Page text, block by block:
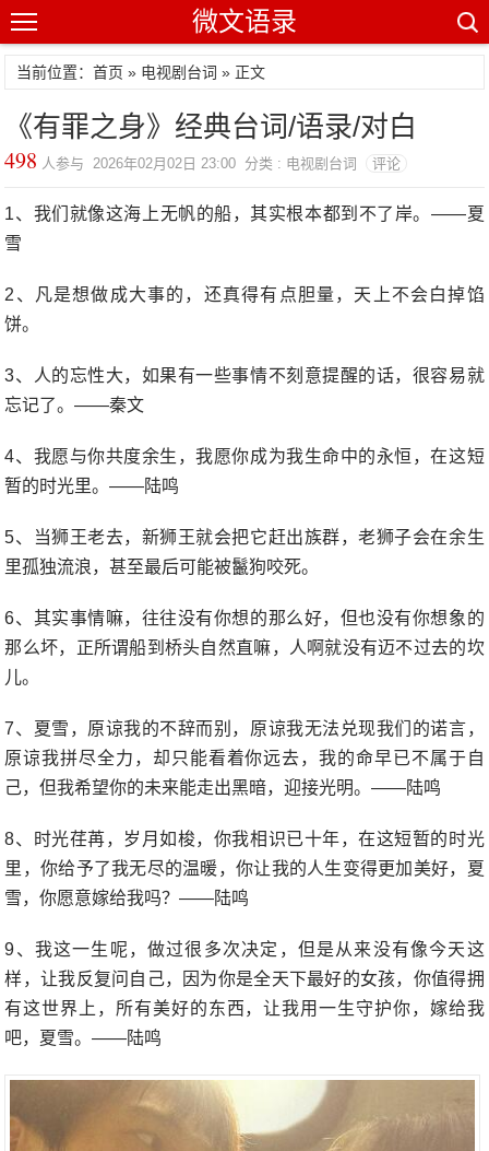
微文语录
当前位置：首页 » 电视剧台词 » 正文
《有罪之身》经典台词/语录/对白
498 人参与 2026年02月02日 23:00 分类 : 电视剧台词 评论
1、我们就像这海上无帆的船，其实根本都到不了岸。——夏
雪
2、凡是想做成大事的，还真得有点胆量，天上不会白掉馅
饼。
3、人的忘性大，如果有一些事情不刻意提醒的话，很容易就
忘记了。——秦文
4、我愿与你共度余生，我愿你成为我生命中的永恒，在这短
暂的时光里。——陆鸣
5、当狮王老去，新狮王就会把它赶出族群，老狮子会在余生
里孤独流浪，甚至最后可能被鬣狗咬死。
6、其实事情嘛，往往没有你想的那么好，但也没有你想象的
那么坏，正所谓船到桥头自然直嘛，人啊就没有迈不过去的坎
儿。
7、夏雪，原谅我的不辞而别，原谅我无法兑现我们的诺言，
原谅我拼尽全力，却只能看着你远去，我的命早已不属于自
己，但我希望你的未来能走出黑暗，迎接光明。——陆鸣
8、时光荏苒，岁月如梭，你我相识已十年，在这短暂的时光
里，你给予了我无尽的温暖，你让我的人生变得更加美好，夏
雪，你愿意嫁给我吗？——陆鸣
9、我这一生呢，做过很多次决定，但是从来没有像今天这
样，让我反复问自己，因为你是全天下最好的女孩，你值得拥
有这世界上，所有美好的东西，让我用一生守护你，嫁给我
吧，夏雪。——陆鸣